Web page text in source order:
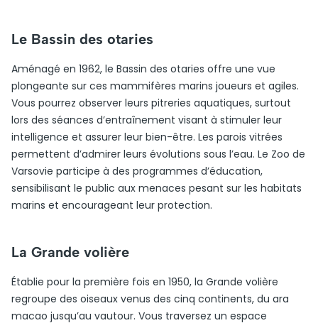
Le Bassin des otaries
Aménagé en 1962, le Bassin des otaries offre une vue
plongeante sur ces mammifères marins joueurs et agiles.
Vous pourrez observer leurs pitreries aquatiques, surtout
lors des séances d’entraînement visant à stimuler leur
intelligence et assurer leur bien-être. Les parois vitrées
permettent d’admirer leurs évolutions sous l’eau. Le Zoo de
Varsovie participe à des programmes d’éducation,
sensibilisant le public aux menaces pesant sur les habitats
marins et encourageant leur protection.
La Grande volière
Établie pour la première fois en 1950, la Grande volière
regroupe des oiseaux venus des cinq continents, du ara
macao jusqu’au vautour. Vous traversez un espace